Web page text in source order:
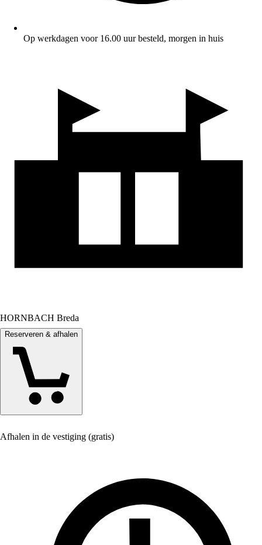
Op werkdagen voor 16.00 uur besteld, morgen in huis
HORNBACH Breda
Reserveren & afhalen
Afhalen in de vestiging (gratis)